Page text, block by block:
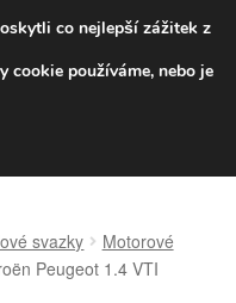
Kč
494 494
svazky
Motorové
Peugeot 1.4 VTI
co nejlepší zážitek z
cookie používáme, nebo je